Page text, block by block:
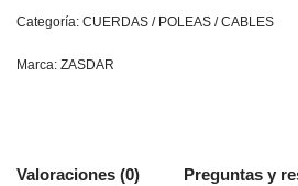
Categoría: CUERDAS / POLEAS / CABLES
Marca: ZASDAR
Valoraciones (0) Preguntas y